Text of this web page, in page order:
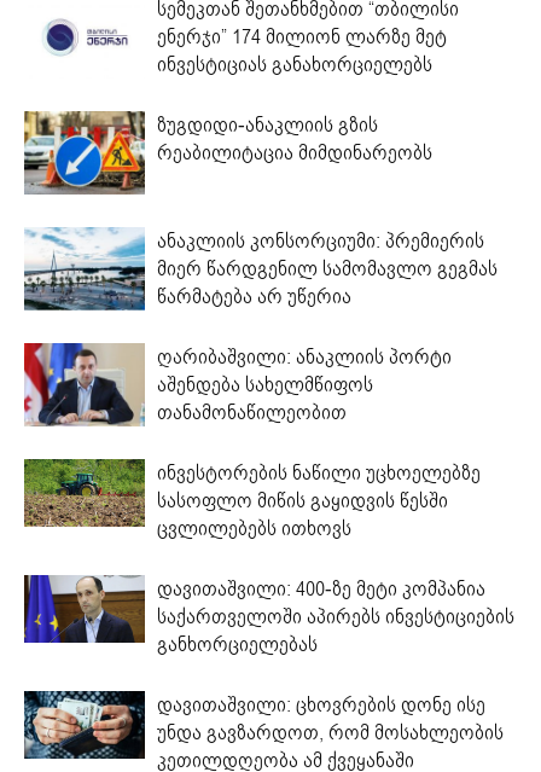
სემეკთან შეთანხმებით “თბილისი
ენერჯი” 174 მილიონ ლარზე მეტ
ინვესტიციას განახორციელებს
ზუგდიდი-ანაკლიის გზის
რეაბილიტაცია მიმდინარეობს
ანაკლიის კონსორციუმი: პრემიერის
მიერ წარდგენილ სამომავლო გეგმას
წარმატება არ უწერია
ღარიბაშვილი: ანაკლიის პორტი
აშენდება სახელმწიფოს
თანამონაწილეობით
ინვესტორების ნაწილი უცხოელებზე
სასოფლო მიწის გაყიდვის წესში
ცვლილებებს ითხოვს
დავითაშვილი: 400-ზე მეტი კომპანია
საქართველოში აპირებს ინვესტიციების
განხორციელებას
დავითაშვილი: ცხოვრების დონე ისე
უნდა გავზარდოთ, რომ მოსახლეობის
კეთილდღეობა ამ ქვეყანაში